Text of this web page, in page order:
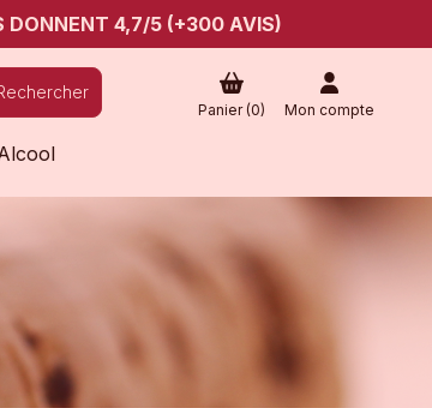
DONNENT 4,7/5 (+300 AVIS)
Panier (0) Mon compte